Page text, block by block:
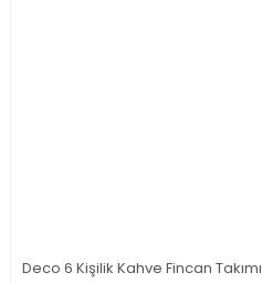
Deco 6 Kişilik Kahve Fincan Takımı